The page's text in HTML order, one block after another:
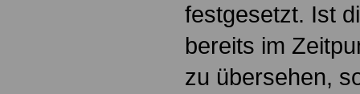
festgesetzt. Ist
bereits im
zu übersehen,